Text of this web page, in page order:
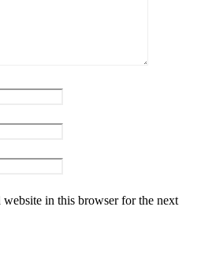
website in this browser for the next